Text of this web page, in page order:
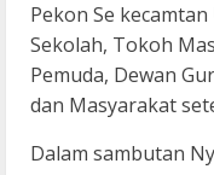
Pekon Se
Sekolah, Tokoh
Pemuda, Dewan
dan Masyarakat
Dalam sambutan